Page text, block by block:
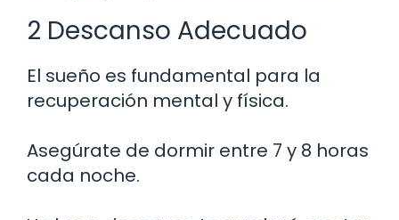
2 Descanso Adecuado
El sueño es fundamental para la
recuperación mental y física.
Asegúrate de dormir entre 7 y 8 horas
cada noche.